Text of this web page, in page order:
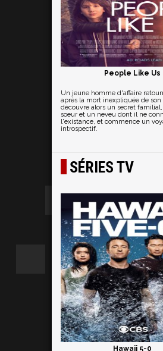
People Like Us
Un jeune homme d'affaire
après la mort inexpliquée de son
découvre alors un secret
soeur et un neveu dont il ne
l'existance, et commence un
introspectif.
SÉRIES TV
Hawaii 5-0